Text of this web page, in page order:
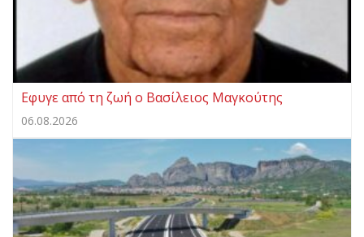
Eφυγε από τη ζωή ο Βασίλειος Μαγκούτης
06.08.2026